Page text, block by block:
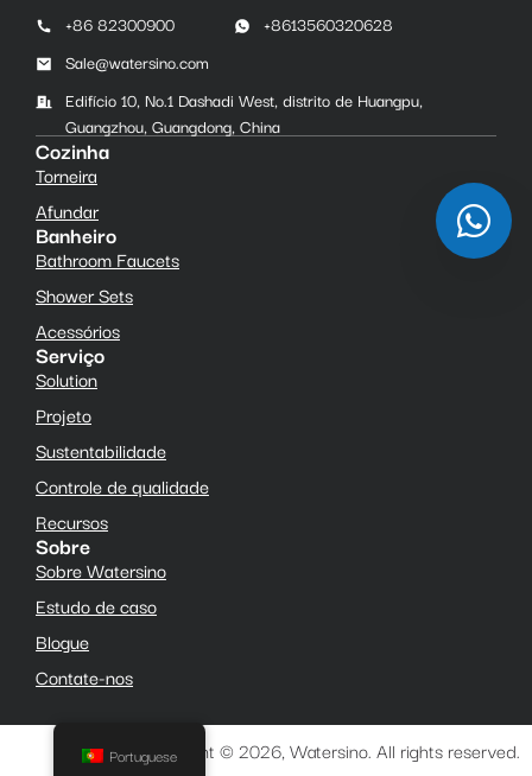
+86 82300900
+8613560320628
Sale@watersino.com
Edifício 10, No.1 Dashadi West, distrito de Huangpu,
Guangzhou, Guangdong, China
Cozinha
Torneira
Afundar
Banheiro
Bathroom Faucets
Shower Sets
Acessórios
Serviço
Solution
Projeto
Sustentabilidade
Controle de qualidade
Recursos
Sobre
Sobre Watersino
Estudo de caso
Blogue
Contate-nos
Copyright © 2026, Watersino. All rights reserved.
Portuguese